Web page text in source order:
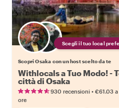
Scegli il tuo local
Scopri Osaka con un host scelto da te
Withlocals a Tuo Modo! -
città di Osaka
930 recensioni • €61.03
ore